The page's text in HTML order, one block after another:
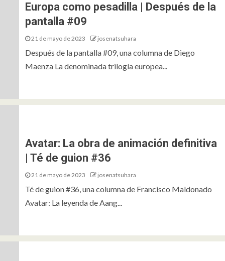
Europa como pesadilla | Después de la
pantalla #09
21 de mayo de 2023 josenatsuhara
Después de la pantalla #09, una columna de Diego
Maenza La denominada trilogía europea...
Avatar: La obra de animación definitiva
| Té de guion #36
21 de mayo de 2023 josenatsuhara
Té de guion #36, una columna de Francisco Maldonado
Avatar: La leyenda de Aang​...